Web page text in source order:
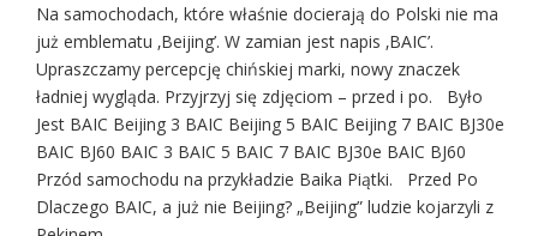
Na samochodach, które właśnie docierają do Polski nie ma
już emblematu ‚Beijing’. W zamian jest napis ‚BAIC’.
Upraszczamy percepcję chińskiej marki, nowy znaczek
ładniej wygląda. Przyjrzyj się zdjęciom – przed i po. Było
Jest BAIC Beijing 3 BAIC Beijing 5 BAIC Beijing 7 BAIC BJ30e
BAIC BJ60 BAIC 3 BAIC 5 BAIC 7 BAIC BJ30e BAIC BJ60
Przód samochodu na przykładzie Baika Piątki. Przed Po
Dlaczego BAIC, a już nie Beijing? „Beijing” ludzie kojarzyli z